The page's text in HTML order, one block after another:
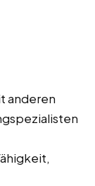
anderen